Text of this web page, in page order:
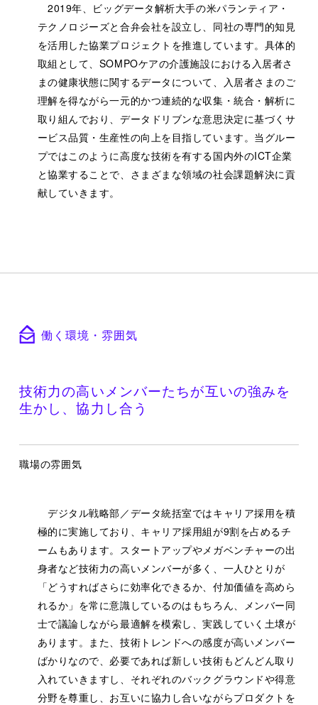
2019年、ビッグデータ解析大手の米パランティア・
テクノロジーズと合弁会社を設立し、同社の専門的知見
を活用した協業プロジェクトを推進しています。具体的
取組として、SOMPOケアの介護施設における入居者さ
まの健康状態に関するデータについて、入居者さまのご
理解を得ながら一元的かつ連続的な収集・統合・解析に
取り組んでおり、データドリブンな意思決定に基づくサ
ービス品質・生産性の向上を目指しています。当グルー
プではこのように高度な技術を有する国内外のICT企業
と協業することで、さまざまな領域の社会課題解決に貢
献していきます。
働く環境・雰囲気
技術力の高いメンバーたちが互いの強みを
生かし、協力し合う
職場の雰囲気
デジタル戦略部／データ統括室ではキャリア採用を積
極的に実施しており、キャリア採用組が9割を占めるチ
ームもあります。スタートアップやメガベンチャーの出
身者など技術力の高いメンバーが多く、一人ひとりが
「どうすればさらに効率化できるか、付加価値を高めら
れるか」を常に意識しているのはもちろん、メンバー同
士で議論しながら最適解を模索し、実践していく土壌が
あります。また、技術トレンドへの感度が高いメンバー
ばかりなので、必要であれば新しい技術もどんどん取り
入れていきますし、それぞれのバックグラウンドや得意
分野を尊重し、お互いに協力し合いながらプロダクトを